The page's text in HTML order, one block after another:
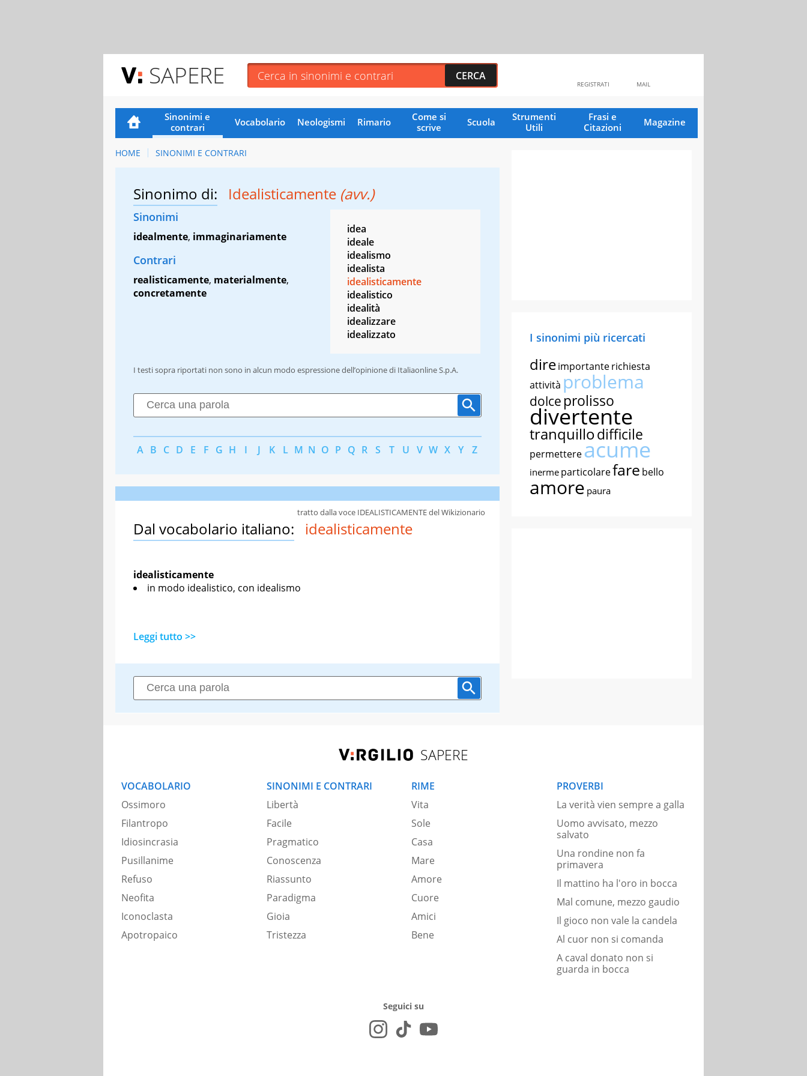
SAPERE MAIL
REGISTRATI
Sinonimi e
contrari
Vocabolario Neologismi Rimario
Come si
scrive
Scuola
Strumenti
Utili
Frasi e
Citazioni
Magazine
HOME SINONIMI E CONTRARI
Sinonimo di: Idealisticamente (avv.)
Sinonimi
idealmente, immaginariamente
Contrari
realisticamente, materialmente,
concretamente
idea
ideale
idealismo
idealista
idealisticamente
idealistico
idealità
idealizzare
idealizzato
I testi sopra riportati non sono in alcun modo espressione dell’opinione di Italiaonline S.p.A.
A B C D E F G H I J K L M N O P Q R S T U V W X Y Z
Dal vocabolario italiano: idealisticamente
idealisticamente
in modo idealistico, con idealismo
Leggi tutto >>
tratto dalla voce IDEALISTICAMENTE del Wikizionario
I sinonimi più ricercati
direimportanterichiesta
attività problema
dolce prolisso
divertente
tranquillodifficile
permettereacume
inerme particolarefare bello
amore paura
SAPERE
VOCABOLARIO
Ossimoro
Filantropo
Idiosincrasia
Pusillanime
Refuso
Neofita
Iconoclasta
Apotropaico
SINONIMI E CONTRARI
Libertà
Facile
Pragmatico
Conoscenza
Riassunto
Paradigma
Gioia
Tristezza
RIME
Vita
Sole
Casa
Mare
Amore
Cuore
Amici
Bene
PROVERBI
La verità vien sempre a galla
Uomo avvisato, mezzo
salvato
Una rondine non fa
primavera
Il mattino ha l'oro in bocca
Mal comune, mezzo gaudio
Il gioco non vale la candela
Al cuor non si comanda
A caval donato non si
guarda in bocca
Seguici su